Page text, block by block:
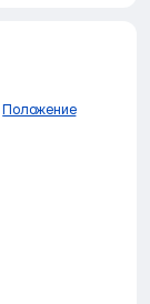
Положение